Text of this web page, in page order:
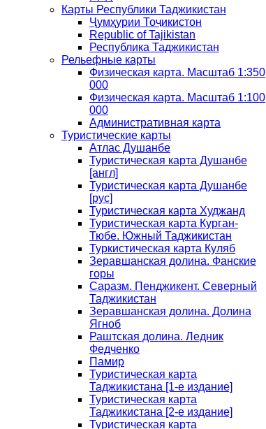
Карты Республики Таджикистан
Ҷумҳурии Тоҷикистон
Republic of Tajikistan
Республика Таджикистан
Рельефные карты
Физическая карта. Масштаб 1:350
000
Физическая карта. Масштаб 1:100
000
Административная карта
Туристические карты
Атлас Душанбе
Туристическая карта Душанбе
[англ]
Туристическая карта Душанбе
[рус]
Туристическая карта Худжанд
Туристическая карта Курган-
Тюбе. Южный Таджикистан
Туркистическая карта Куляб
Зеравшанская долина. Фанские
горы
Саразм. Пенджикент. Северный
Таджикистан
Зеравшанская долина. Долина
Ягноб
Раштская долина. Ледник
Федченко
Памир
Туристическая карта
Таджикистана [1-е издание]
Туристическая карта
Таджикистана [2-е издание]
Туристическая карта